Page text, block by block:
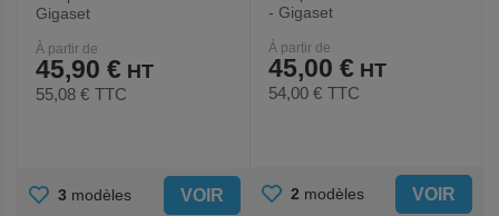
Gigaset
À partir de
45,90 €
55,08 € TTC
AJOUTER
3 modèles VOIR
- Gigaset
À partir de
45,00 €
54,00 € TTC
AJOUTER
2 modèles VOIR